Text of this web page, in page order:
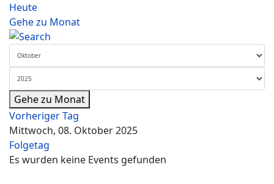
Heute
Gehe zu Monat
Gehe zu Monat
Vorheriger Tag
Mittwoch, 08. Oktober 2025
Folgetag
Es wurden keine Events gefunden